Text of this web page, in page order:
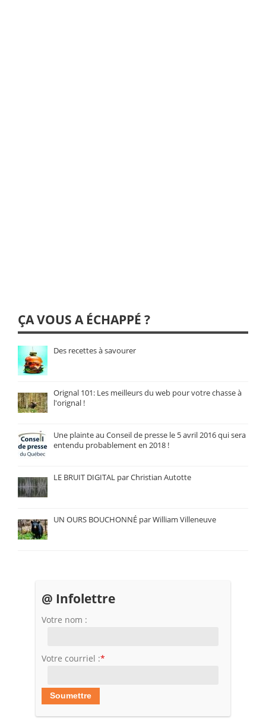
ÇA VOUS A ÉCHAPPÉ ?
Des recettes à savourer
Orignal 101: Les meilleurs du web pour votre chasse à
l'orignal !
Une plainte au Conseil de presse le 5 avril 2016 qui sera
entendu probablement en 2018 !
LE BRUIT DIGITAL par Christian Autotte
UN OURS BOUCHONNÉ par William Villeneuve
@ Infolettre
Votre nom :
Votre courriel :*